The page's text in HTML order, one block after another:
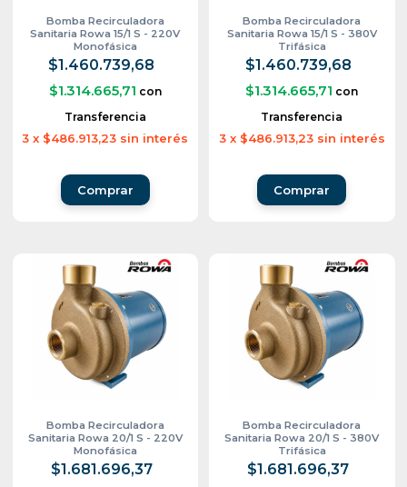
Bomba Recirculadora
Sanitaria Rowa 15/1 S - 220V
Monofásica
$1.460.739,68
$1.314.665,71 con
Transferencia
3 x $486.913,23 sin interés
Bomba Recirculadora
Sanitaria Rowa 15/1 S - 380V
Trifásica
$1.460.739,68
$1.314.665,71 con
Transferencia
3 x $486.913,23 sin interés
Bomba Recirculadora
Sanitaria Rowa 20/1 S - 220V
Monofásica
$1.681.696,37
Bomba Recirculadora
Sanitaria Rowa 20/1 S - 380V
Trifásica
$1.681.696,37